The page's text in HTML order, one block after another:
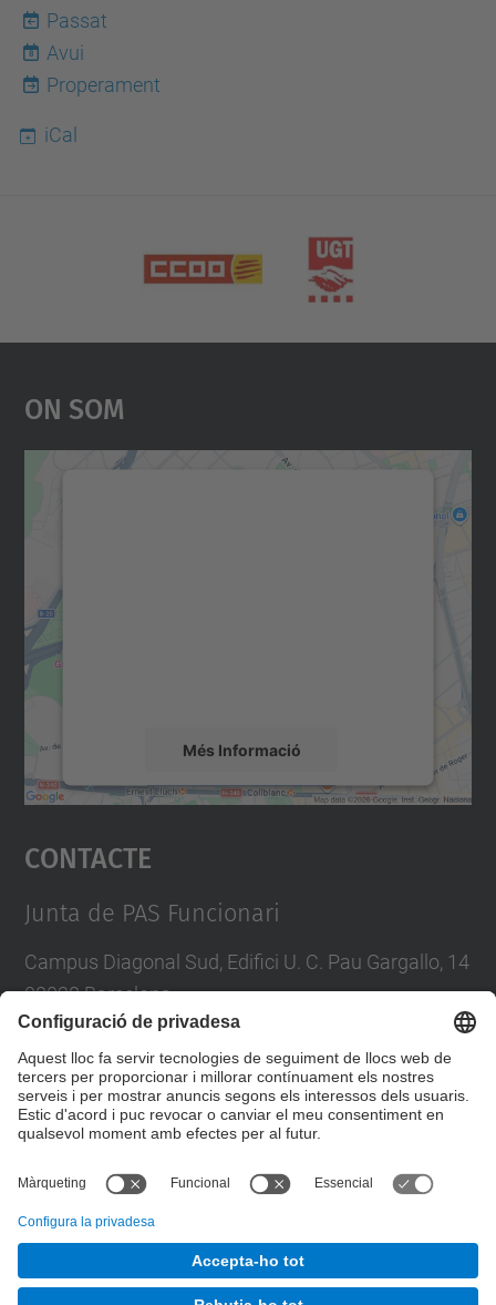
Passat
8
Avui
Properament
iCal
On Som
Més Informació
Accepta
powered by
Contacte
Junta de PAS Funcionari
Campus Diagonal Sud, Edifici U. C. Pau Gargallo, 14
08028 Barcelona
E-mail :junta.pasf@upc.edu
Formulari de contacte
Junta PAS Funcionari